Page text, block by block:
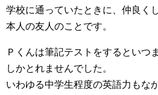
学校に通っていたときに、仲良く
本人の友人のことです。
Ｐくんは筆記テストをするといつ
しかとれませんでした。
いわゆる中学生程度の英語力もな